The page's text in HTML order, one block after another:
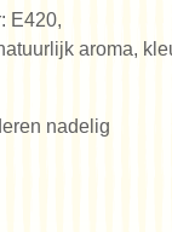
E420,
aroma,
nadelig